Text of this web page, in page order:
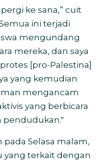
ke sana,” cuit
ini terjadi
mengundang
mereka, dan saya
[pro-Palestina]
yang kemudian
mengancam
yang berbicara
pendudukan."
Selasa malam,
yang terkait dengan